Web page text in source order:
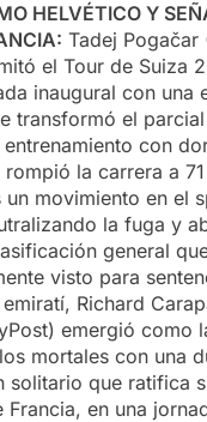
HELVÉTICO Y
Tadej Pogačar
el Tour de Suiza
inaugural con una
transformó el
con
la carrera a
un movimiento en el
la fuga y
general
visto para
Richard
emergió como
mortales con una
solitario que ratifica
Francia, en una